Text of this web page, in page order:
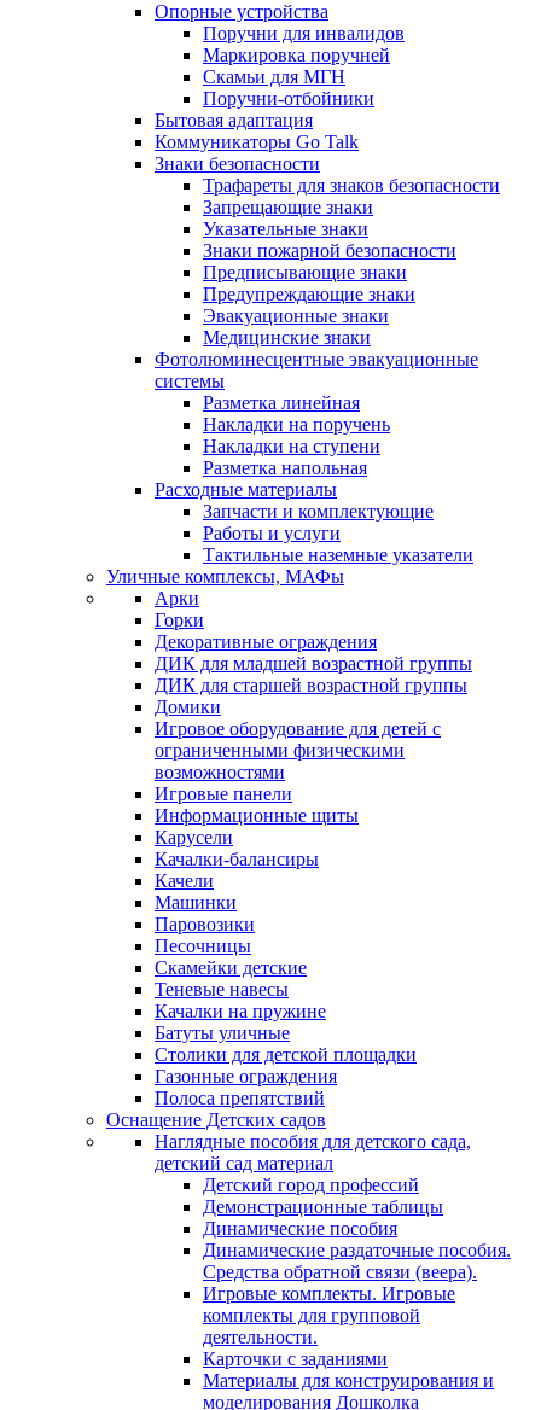
Опорные устройства
Поручни для инвалидов
Маркировка поручней
Скамьи для МГН
Поручни-отбойники
Бытовая адаптация
Коммуникаторы Go Talk
Знаки безопасности
Трафареты для знаков безопасности
Запрещающие знаки
Указательные знаки
Знаки пожарной безопасности
Предписывающие знаки
Предупреждающие знаки
Эвакуационные знаки
Медицинские знаки
Фотолюминесцентные эвакуационные
системы
Разметка линейная
Накладки на поручень
Накладки на ступени
Разметка напольная
Расходные материалы
Запчасти и комплектующие
Работы и услуги
Тактильные наземные указатели
Уличные комплексы, МАФы
Арки
Горки
Декоративные ограждения
ДИК для младшей возрастной группы
ДИК для старшей возрастной группы
Домики
Игровое оборудование для детей с
ограниченными физическими
возможностями
Игровые панели
Информационные щиты
Карусели
Качалки-балансиры
Качели
Машинки
Паровозики
Песочницы
Скамейки детские
Теневые навесы
Качалки на пружине
Батуты уличные
Столики для детской площадки
Газонные ограждения
Полоса препятствий
Оснащение Детских садов
Наглядные пособия для детского сада,
детский сад материал
Детский город профессий
Демонстрационные таблицы
Динамические пособия
Динамические раздаточные пособия.
Средства обратной связи (веера).
Игровые комплекты. Игровые
комплекты для групповой
деятельности.
Карточки с заданиями
Материалы для конструирования и
моделирования Дошколка